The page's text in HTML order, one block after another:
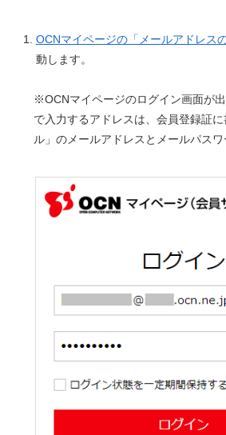
OCNマイページの「メールアドレス
動します。
※OCNマイページのログイン画面が
で入力するアドレスは、会員登録証
ル」のメールアドレスとメールパスワ